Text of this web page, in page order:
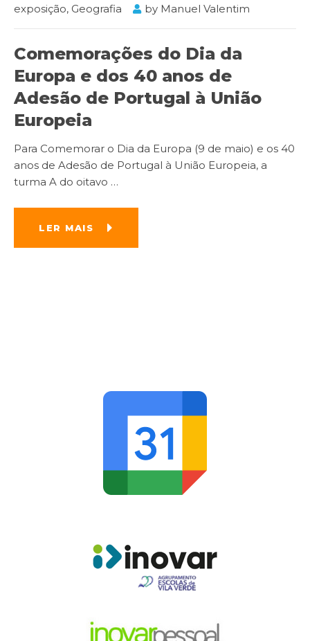
exposição, Geografia by Manuel Valentim
Comemorações do Dia da
Europa e dos 40 anos de
Adesão de Portugal à União
Europeia
Para Comemorar o Dia da Europa (9 de maio) e os 40
anos de Adesão de Portugal à União Europeia, a
turma A do oitavo …
LER MAIS